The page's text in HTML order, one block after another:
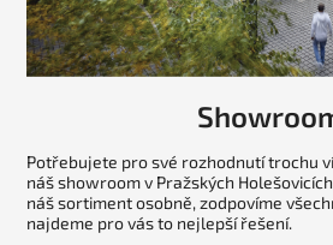
Potřebujete pro své rozhodnutí trochu
náš showroom v Pražských
náš sortiment osobně, zodpovíme
najdeme pro vás to nejlepší řešení.